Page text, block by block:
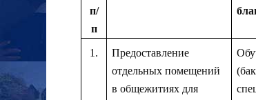
п/
п
1.
Предоставление
отдельных помещений
в общежитиях для